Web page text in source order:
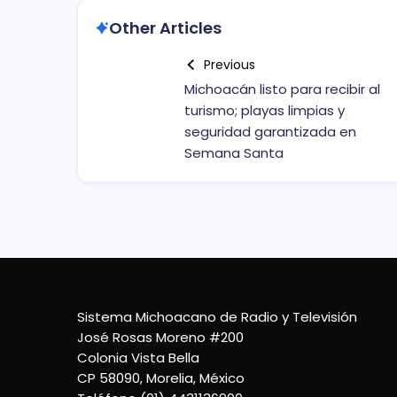
Other Articles
Previous
Michoacán listo para recibir al
turismo; playas limpias y
seguridad garantizada en
Semana Santa
Sistema Michoacano de Radio y Televisión
José Rosas Moreno #200
Colonia Vista Bella
CP 58090, Morelia, México